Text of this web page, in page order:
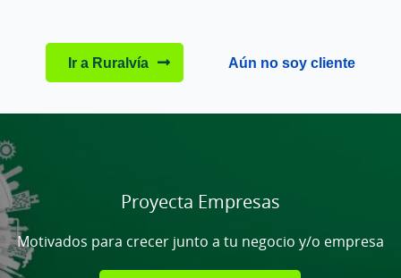
Ir a Ruralvía Aún no soy cliente
contenido,
por
favor
espere...
Proyecta Empresas
Motivados para crecer junto a tu negocio y/o empresa